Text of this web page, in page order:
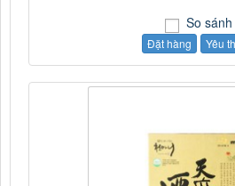
So sánh
Đặt hàng Yêu